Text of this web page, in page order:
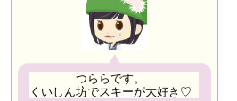
つららです。
くいしん坊でスキーが大好き♡